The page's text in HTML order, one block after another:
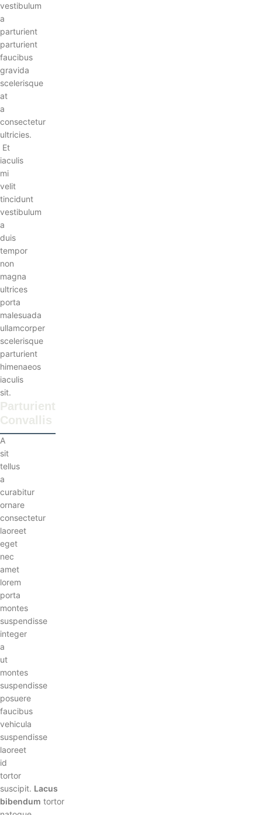
vestibulum
a
parturient
parturient
faucibus
gravida
scelerisque
at
a
consectetur
ultricies.
Et
iaculis
mi
velit
tincidunt
vestibulum
a
duis
tempor
non
magna
ultrices
porta
malesuada
ullamcorper
scelerisque
parturient
himenaeos
iaculis
sit.
Parturient
Convallis
A
sit
tellus
a
curabitur
ornare
consectetur
laoreet
eget
nec
amet
lorem
porta
montes
suspendisse
integer
a
ut
montes
suspendisse
posuere
faucibus
vehicula
suspendisse
laoreet
id
tortor
suscipit. Lacus
bibendum tortor